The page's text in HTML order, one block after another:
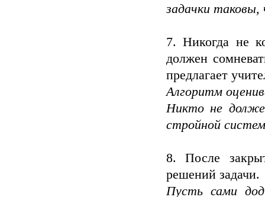
задачки
7. Никогда не
должен
предлагает
Алгоритм
Никто не
стройной
8. После
решений задачи.
Пусть сами